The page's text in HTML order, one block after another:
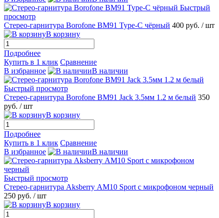
Быстрый
просмотр
Стерео-гарнитура Borofone BM91 Type-C чёрный 400 руб. / шт
В корзину
Подробнее
Купить в 1 клик Сравнение
В избранное
В наличии
Быстрый просмотр
Стерео-гарнитура Borofone BM91 Jack 3.5мм 1.2 м белый 350
руб. / шт
В корзину
Подробнее
Купить в 1 клик Сравнение
В избранное
В наличии
Быстрый просмотр
Стерео-гарнитура Aksberry АM10 Sport с микрофоном черный
250 руб. / шт
В корзину